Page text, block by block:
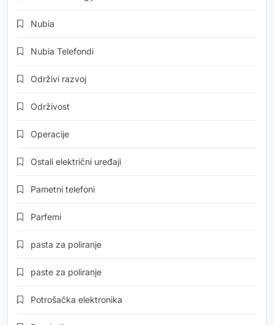
Nubia
Nubia Telefondi
Održivi razvoj
Održivost
Operacije
Ostali električni uređaji
Pametni telefoni
Parfemi
pasta za poliranje
paste za poliranje
Potrošačka elektronika